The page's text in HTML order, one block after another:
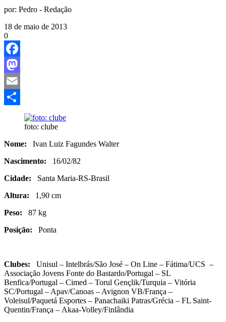
por: Pedro - Redação
18 de maio de 2013
0
Facebook
Mastodon
Email
foto: clube
Nome: Ivan Luiz Fagundes Walter
Nascimento: 16/02/82
Cidade: Santa Maria-RS-Brasil
Altura: 1,90 cm
Peso: 87 kg
Posição: Ponta
Clubes: Unisul – Intelbrás/São José – On Line – Fátima/UCS –
Associação Jovens Fonte do Bastardo/Portugal – SL
Benfica/Portugal – Cimed – Torul Gençlik/Turquia – Vitória
SC/Portugal – Apav/Canoas – Avignon VB/França –
Voleisul/Paquetá Esportes – Panachaiki Patras/Grécia – FL Saint-
Quentin/França – Akaa-Volley/Finlândia